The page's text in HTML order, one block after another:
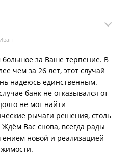
некоректно обслужил
квартира.
2 обьекта забрать. В общем,
помогала со снятием
во все необходимые
рычаги. И с её помощь, аж
то почесался и снял
Натальи я бы скорее всего
и менее результативней.
они выполнили в
и прозрачно
Иван
большое за Ваше терпение. В
чем за 26 лет, этот случай
надеюсь единственным.
банк не отказывался от
не мог найти
рычаги решения, столь
Вас снова, всегда рады
новой и реализацией